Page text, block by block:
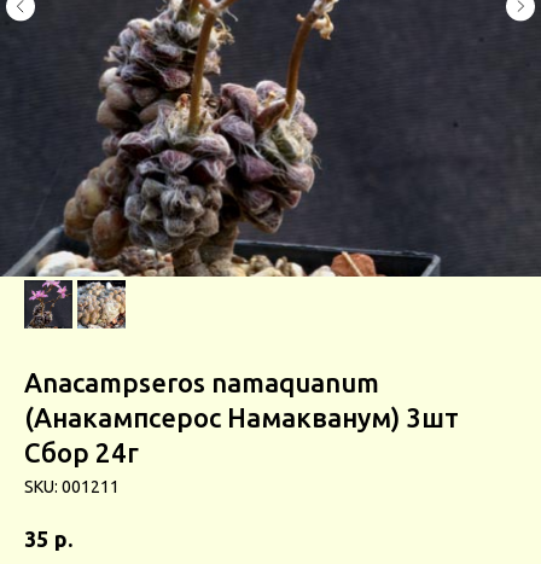
Anacampseros namaquanum
(Анакампсерос Намакванум) 3шт
Сбор 24г
SKU: 001211
35 р.